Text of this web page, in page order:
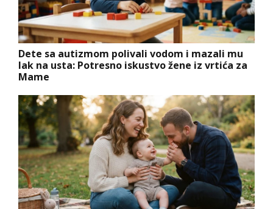
Dete sa autizmom polivali vodom i mazali mu
lak na usta: Potresno iskustvo žene iz vrtića za
Mame